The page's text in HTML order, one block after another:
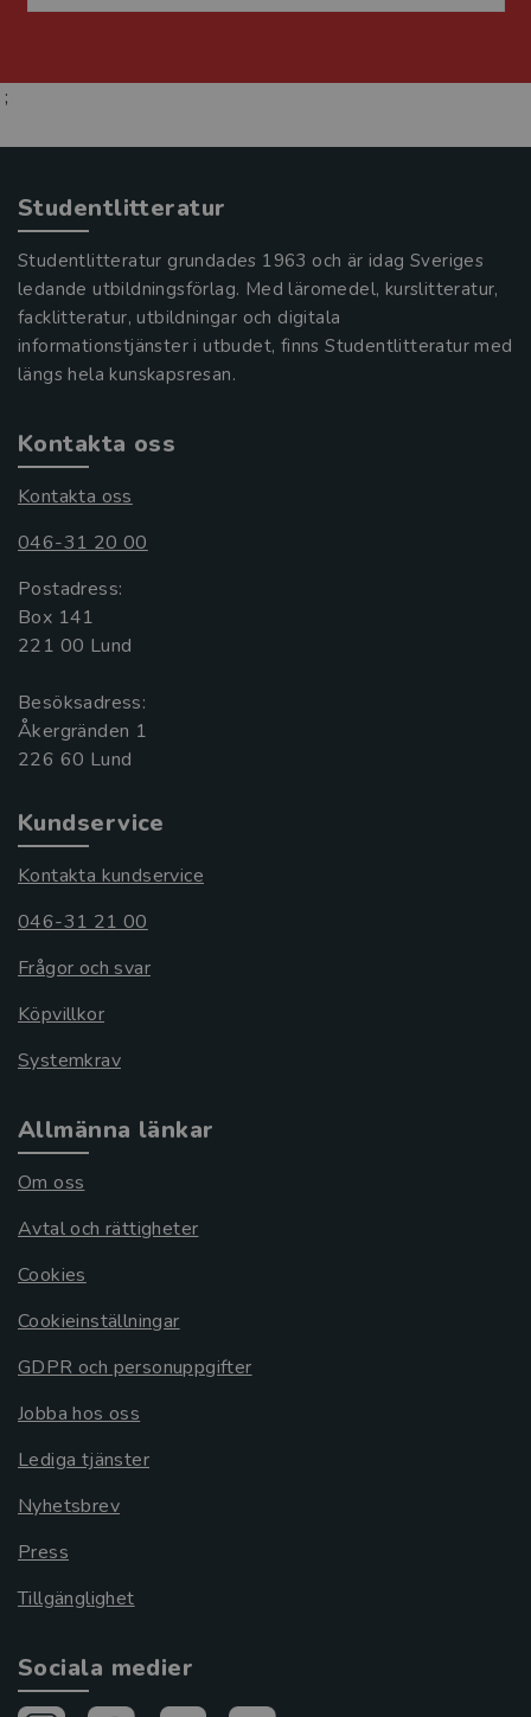
;
Studentlitteratur
Studentlitteratur grundades 1963 och är idag Sveriges
ledande utbildningsförlag. Med läromedel, kurslitteratur,
facklitteratur, utbildningar och digitala
informationstjänster i utbudet, finns Studentlitteratur med
längs hela kunskapsresan.
Kontakta oss
Kontakta oss
046-31 20 00
Postadress:
Box 141
221 00 Lund
Besöksadress:
Åkergränden 1
Kundservice
Kontakta kundservice
046-31 21 00
Frågor och svar
Köpvillkor
Systemkrav
Allmänna länkar
Om oss
Avtal och rättigheter
Cookies
Cookieinställningar
GDPR och personuppgifter
Jobba hos oss
Lediga tjänster
Nyhetsbrev
Press
Tillgänglighet
Sociala medier